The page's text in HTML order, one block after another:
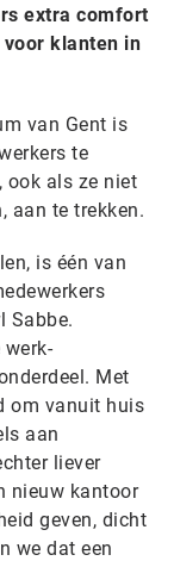
extra comfort
klanten in
van Gent is
te
ook als ze niet
aan te trekken.
is één van
Sabbe.
werk-
Met
om vanuit huis
aan
liever
nieuw kantoor
geven, dicht
we dat een